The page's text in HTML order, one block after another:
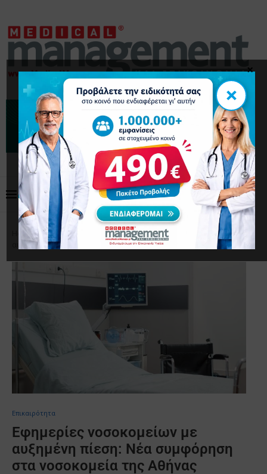
Home Επικαιρότητα
Εφημερίες νοσοκομείων με
αυξημένη πίεση: Νέα συμφόρηση στα νοσοκομεία της Αθήνας
Επικαιρότητα
Εφημερίες νοσοκομείων με
αυξημένη πίεση: Νέα συμφόρηση
στα νοσοκομεία της Αθήνας
×
×